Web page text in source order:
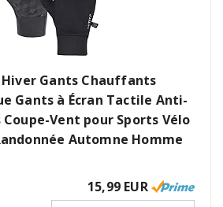
Gants Chauffants
Gants à Écran Tactile Anti-
Vent pour Sports Vélo
Automne Homme
15,99 EUR